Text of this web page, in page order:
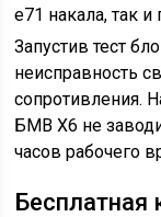
е71 накала, так и
Запустив тест
неисправность
сопротивления.
БМВ Х6 не
часов рабочего
Бесплатная